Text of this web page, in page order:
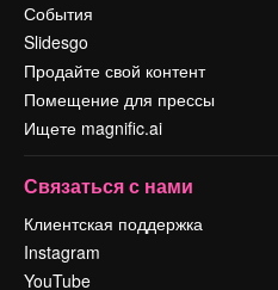
События
Slidesgo
Продайте свой контент
Помещение для прессы
Ищете magnific.ai
Связаться с нами
Клиентская поддержка
Instagram
YouTube